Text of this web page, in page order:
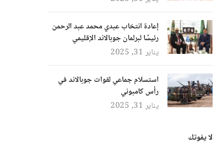
إعادة انتخاب عبدي محمد عبد الرحمن
رئيسًا لبرلمان جوبالاند الإقليمي
يناير 31, 2025
استسلام جماعي لقوات جوبالاند في
رأس كامبوني
يناير 31, 2025
لا يفوتك